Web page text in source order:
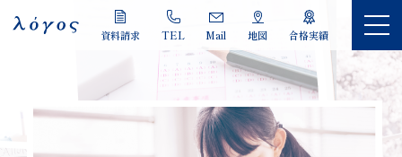
LOGOS
資料請求 TEL Mail 地図 合格実績